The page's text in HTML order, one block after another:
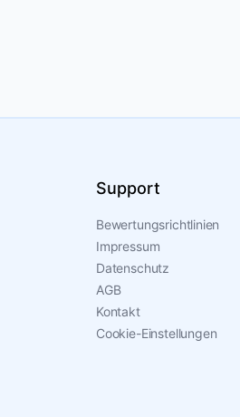
Support
Bewertungsrichtlinien
Impressum
Datenschutz
AGB
Kontakt
Cookie-Einstellungen